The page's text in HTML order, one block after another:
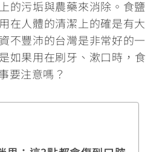
的污垢與農藥來消除。食鹽
在人體的清潔上的確是有大
不豐沛的台灣是非常好的一
如果用在刷牙、漱口時，食
要注意嗎？